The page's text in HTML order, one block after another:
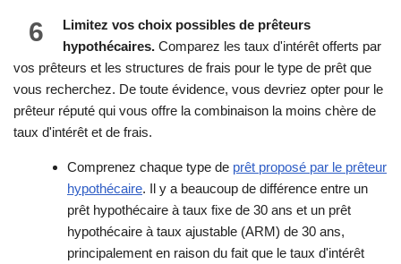
6
Limitez vos choix possibles de prêteurs
hypothécaires. Comparez les taux d'intérêt offerts par
vos prêteurs et les structures de frais pour le type de prêt que
vous recherchez. De toute évidence, vous devriez opter pour le
prêteur réputé qui vous offre la combinaison la moins chère de
taux d'intérêt et de frais.
Comprenez chaque type de prêt proposé par le prêteur
hypothécaire. Il y a beaucoup de différence entre un
prêt hypothécaire à taux fixe de 30 ans et un prêt
hypothécaire à taux ajustable (ARM) de 30 ans,
principalement en raison du fait que le taux d'intérêt